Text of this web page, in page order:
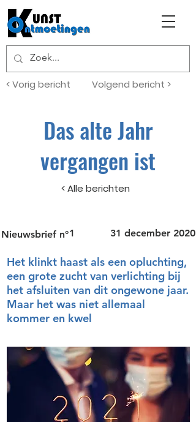
< Vorig bericht Volgend bericht >
Das alte Jahr
vergangen ist
< Alle berichten
Nieuwsbrief n°1 31 december 2020
Het klinkt haast als een opluchting,
een grote zucht van verlichting bij
het afsluiten van dit ongewone jaar.
Maar het was niet allemaal
kommer en kwel